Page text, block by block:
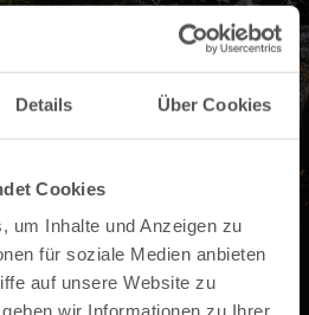
Details Über Cookies
Cookies
um Inhalte und Anzeigen zu
für soziale Medien anbieten
auf unsere Website zu
wir Informationen zu Ihrer